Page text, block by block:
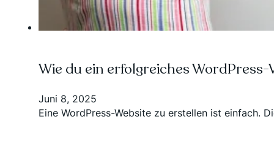
Wie du ein erfolgreiches
Juni 8, 2025
Eine WordPress-Website zu erstellen ist einfach.